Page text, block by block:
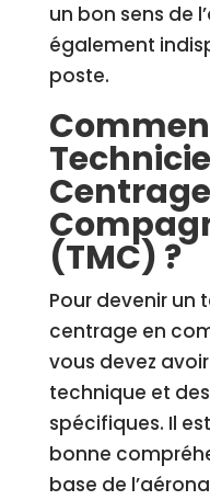
un bon sens de
également
poste.
(TMC) ?
Pour devenir un
centrage en
vous devez
technique et
spécifiques. Il
bonne
base de